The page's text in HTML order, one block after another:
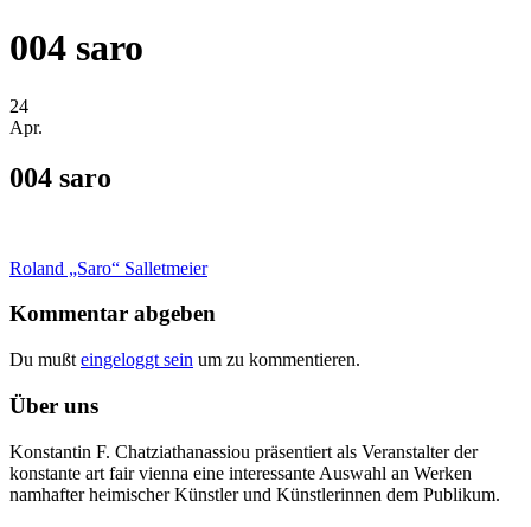
004 saro
24
Apr.
004 saro
Roland „Saro“ Salletmeier
Kommentar abgeben
Du mußt eingeloggt sein um zu kommentieren.
Über uns
Konstantin F. Chatziathanassiou präsentiert als Veranstalter der
konstante art fair vienna eine interessante Auswahl an Werken
namhafter heimischer Künstler und Künstlerinnen dem Publikum.